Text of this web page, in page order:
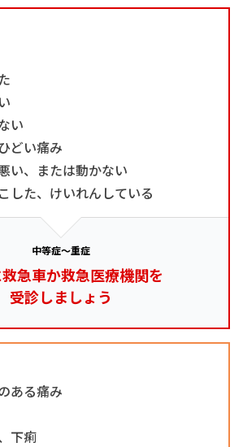
い
どい痛み
い、または動かない
した、けいれんしている
中等症～重症
急車か救急医療機関を
受診しましょう
ある痛み
下痢